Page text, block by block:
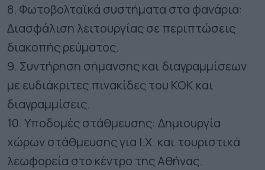
8. Φωτοβολταϊκά συστήματα στα φανάρια:
Διασφάλιση λειτουργίας σε περιπτώσεις
διακοπής ρεύματος.
9. Συντήρηση σήμανσης και διαγραμμίσεων
με ευδιάκριτες πινακίδες του ΚΟΚ και
διαγραμμίσεις.
10. Υποδομές στάθμευσης: Δημιουργία
χώρων στάθμευσης για Ι.Χ. και τουριστικά
λεωφορεία στο κέντρο της Αθήνας.